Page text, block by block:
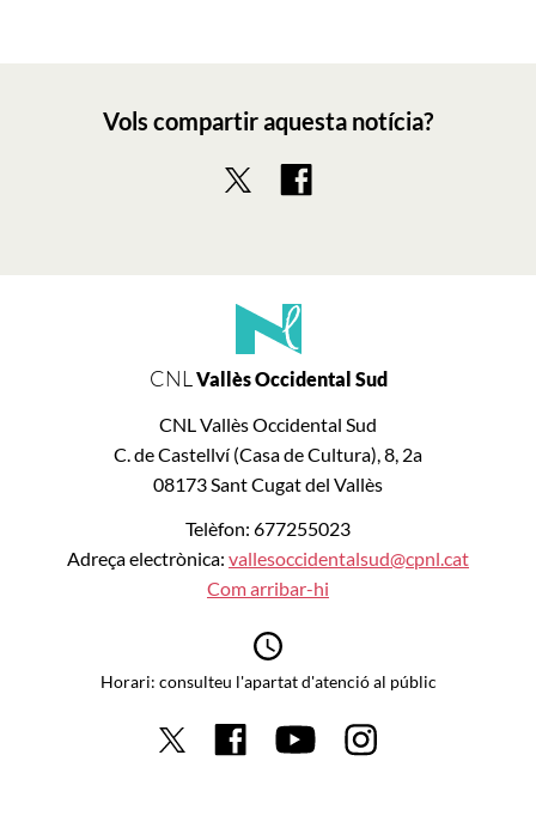
Vols compartir aquesta notícia?
CNL Vallès Occidental Sud
CNL Vallès Occidental Sud
C. de Castellví (Casa de Cultura), 8, 2a
08173 Sant Cugat del Vallès
Telèfon: 677255023
Adreça electrònica: vallesoccidentalsud@cpnl.cat
Com arribar-hi
Horari: consulteu l'apartat d'atenció al públic